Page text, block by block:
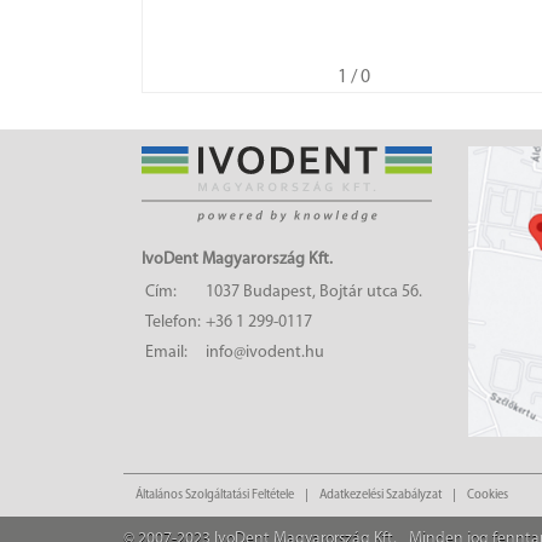
1 / 0
IvoDent Magyarország Kft.
Cím:
1037 Budapest, Bojtár utca 56.
Telefon: +36 1 299-0117
Email:
info@ivodent.hu
Általános Szolgáltatási Feltétele Adatkezelési Szabályzat Cookies